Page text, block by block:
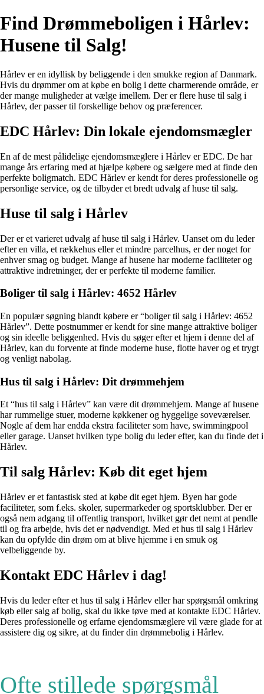
Find Drømmeboligen i Hårlev:
Husene til Salg!
Hårlev er en idyllisk by beliggende i den smukke region af Danmark.
Hvis du drømmer om at købe en bolig i dette charmerende område, er
der mange muligheder at vælge imellem. Der er flere huse til salg i
Hårlev, der passer til forskellige behov og præferencer.
EDC Hårlev: Din lokale ejendomsmægler
En af de mest pålidelige ejendomsmæglere i Hårlev er EDC. De har
mange års erfaring med at hjælpe købere og sælgere med at finde den
perfekte boligmatch. EDC Hårlev er kendt for deres professionelle og
personlige service, og de tilbyder et bredt udvalg af huse til salg.
Huse til salg i Hårlev
Der er et varieret udvalg af huse til salg i Hårlev. Uanset om du leder
efter en villa, et rækkehus eller et mindre parcelhus, er der noget for
enhver smag og budget. Mange af husene har moderne faciliteter og
attraktive indretninger, der er perfekte til moderne familier.
Boliger til salg i Hårlev: 4652 Hårlev
En populær søgning blandt købere er “boliger til salg i Hårlev: 4652
Hårlev”. Dette postnummer er kendt for sine mange attraktive boliger
og sin ideelle beliggenhed. Hvis du søger efter et hjem i denne del af
Hårlev, kan du forvente at finde moderne huse, flotte haver og et trygt
og venligt nabolag.
Hus til salg i Hårlev: Dit drømmehjem
Et “hus til salg i Hårlev” kan være dit drømmehjem. Mange af husene
har rummelige stuer, moderne køkkener og hyggelige soveværelser.
Nogle af dem har endda ekstra faciliteter som have, swimmingpool
eller garage. Uanset hvilken type bolig du leder efter, kan du finde det i
Hårlev.
Til salg Hårlev: Køb dit eget hjem
Hårlev er et fantastisk sted at købe dit eget hjem. Byen har gode
faciliteter, som f.eks. skoler, supermarkeder og sportsklubber. Der er
også nem adgang til offentlig transport, hvilket gør det nemt at pendle
til og fra arbejde, hvis det er nødvendigt. Med et hus til salg i Hårlev
kan du opfylde din drøm om at blive hjemme i en smuk og
velbeliggende by.
Kontakt EDC Hårlev i dag!
Hvis du leder efter et hus til salg i Hårlev eller har spørgsmål omkring
køb eller salg af bolig, skal du ikke tøve med at kontakte EDC Hårlev.
Deres professionelle og erfarne ejendomsmæglere vil være glade for at
assistere dig og sikre, at du finder din drømmebolig i Hårlev.
Ofte stillede spørgsmål